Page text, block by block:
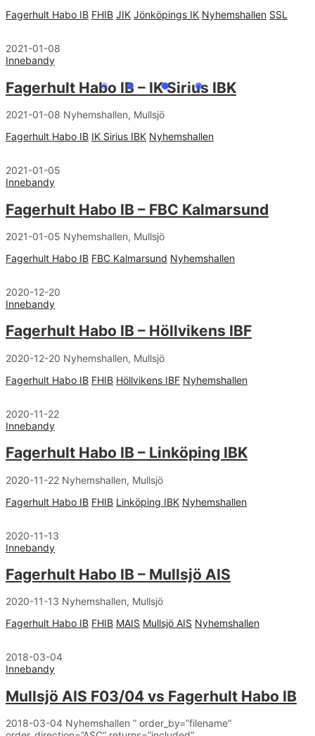
Fagerhult Habo IB FHIB JIK Jönköpings IK Nyhemshallen SSL
2021-01-08
Innebandy
Fagerhult Habo IB – IK Sirius IBK
2021-01-08 Nyhemshallen, Mullsjö
Fagerhult Habo IB IK Sirius IBK Nyhemshallen
2021-01-05
Innebandy
Fagerhult Habo IB – FBC Kalmarsund
2021-01-05 Nyhemshallen, Mullsjö
Fagerhult Habo IB FBC Kalmarsund Nyhemshallen
2020-12-20
Innebandy
Fagerhult Habo IB – Höllvikens IBF
2020-12-20 Nyhemshallen, Mullsjö
Fagerhult Habo IB FHIB Höllvikens IBF Nyhemshallen
2020-11-22
Innebandy
Fagerhult Habo IB – Linköping IBK
2020-11-22 Nyhemshallen, Mullsjö
Fagerhult Habo IB FHIB Linköping IBK Nyhemshallen
2020-11-13
Innebandy
Fagerhult Habo IB – Mullsjö AIS
2020-11-13 Nyhemshallen, Mullsjö
Fagerhult Habo IB FHIB MAIS Mullsjö AIS Nyhemshallen
2018-03-04
Innebandy
Mullsjö AIS F03/04 vs Fagerhult Habo IB
2018-03-04 Nyhemshallen ” order_by=”filename”